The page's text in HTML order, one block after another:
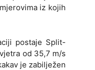
iz kojih
postaje Split-
od 35,7 m/s
je zabilježen